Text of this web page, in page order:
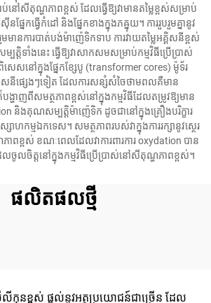
ៅសីតុណ្ហភាពខ្ពស់ ដែលធ្វើឱ្យវាមានតម្លៃខ្ពស់សម្រាប់
ផ្នែកធ្វើកំដៅ និងផ្នែកខាងក្នុងភឝ្នុយ។ ការរួបរួមគ្នានូវ
មានការបាត់បង់ម៉ាញ៉េទិកទាប ការវាយតម្លៃអគ្គិសនីខ្ពស់
ត្តិទាំងនេះ ធ្វើឱ្យវាសាកសមសម្រាប់កម្មវិធីប្រើប្រាស់
េសនៅក្នុងផ្នែកខ្សែបូ (transformer cores) ម៉ូទ័រ
សនីផ្សេងៗទៀត ដែលការសន្សំសំចៃថាមពលគឺមាន
បង្ហាញពីសមត្ថភាពខ្ពស់នៅក្នុងកម្មវិធីដែលតម្រូវឱ្យមាន
និងគុណសម្បត្តិម៉ាញ៉េទិក ដូចជានៅក្នុងគ្រឿងបរិក្ខារ
ាហកម្មឯកទេស។ សមត្ថភាពរបស់វាក្នុងការរក្សានូវស្ថេរ
ាពខ្ពស់ ខណៈពេលដែលវាការពារការ oxydation បាន
ដែលចូលចិត្តនៅក្នុងកម្មវិធីប្រើប្រាស់នៅសីតុណ្ហភាពខ្ពស់។
ផលិតផលថ្មី
នខ្ពស់ ផ្តល់នូវអត្ថប្រយោជន៍ជាច្រើន ដែល